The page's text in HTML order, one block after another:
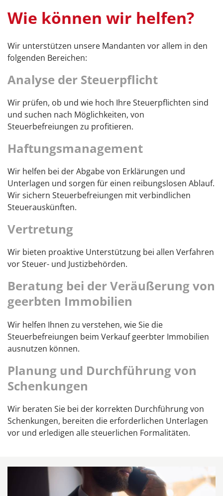
Wie können wir helfen?
Wir unterstützen unsere Mandanten vor allem in den
folgenden Bereichen:
Analyse der Steuerpflicht
Wir prüfen, ob und wie hoch Ihre Steuerpflichten sind
und suchen nach Möglichkeiten, von
Steuerbefreiungen zu profitieren.
Haftungsmanagement
Wir helfen bei der Abgabe von Erklärungen und
Unterlagen und sorgen für einen reibungslosen Ablauf.
Wir sichern Steuerbefreiungen mit verbindlichen
Steuerauskünften.
Vertretung
Wir bieten proaktive Unterstützung bei allen Verfahren
vor Steuer- und Justizbehörden.
Beratung bei der Veräußerung von
geerbten Immobilien
Wir helfen Ihnen zu verstehen, wie Sie die
Steuerbefreiungen beim Verkauf geerbter Immobilien
ausnutzen können.
Planung und Durchführung von
Schenkungen
Wir beraten Sie bei der korrekten Durchführung von
Schenkungen, bereiten die erforderlichen Unterlagen
vor und erledigen alle steuerlichen Formalitäten.